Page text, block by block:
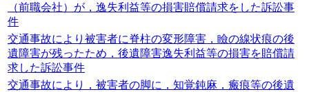
（前職会社）が，逸失利益等の損害賠償請求をした訴訟事
件
交通事故により被害者に脊柱の変形障害，瞼の線状痕の後
遺障害が残ったため，後遺障害逸失利益等の損害を賠償請
求した訴訟事件
交通事故により，被害者の脚に，知覚鈍麻，瘢痕等の後遺